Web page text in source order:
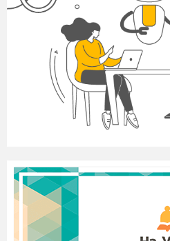
b) Reading and drawing;
c) Helping at home and
10) How many dolls does
a) Three;
11) What else does she
a) Balls;
b) Puzzles;